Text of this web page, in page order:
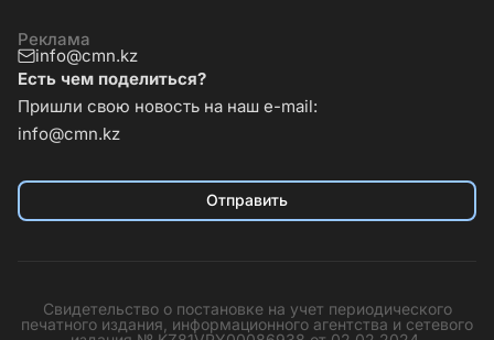
Реклама
info@cmn.kz
Есть чем поделиться?
Пришли свою новость на наш e-mail:
info@cmn.kz
Отправить
Свидетельство о постановке на учет периодического
печатного издания, информационного агентства и сетевого